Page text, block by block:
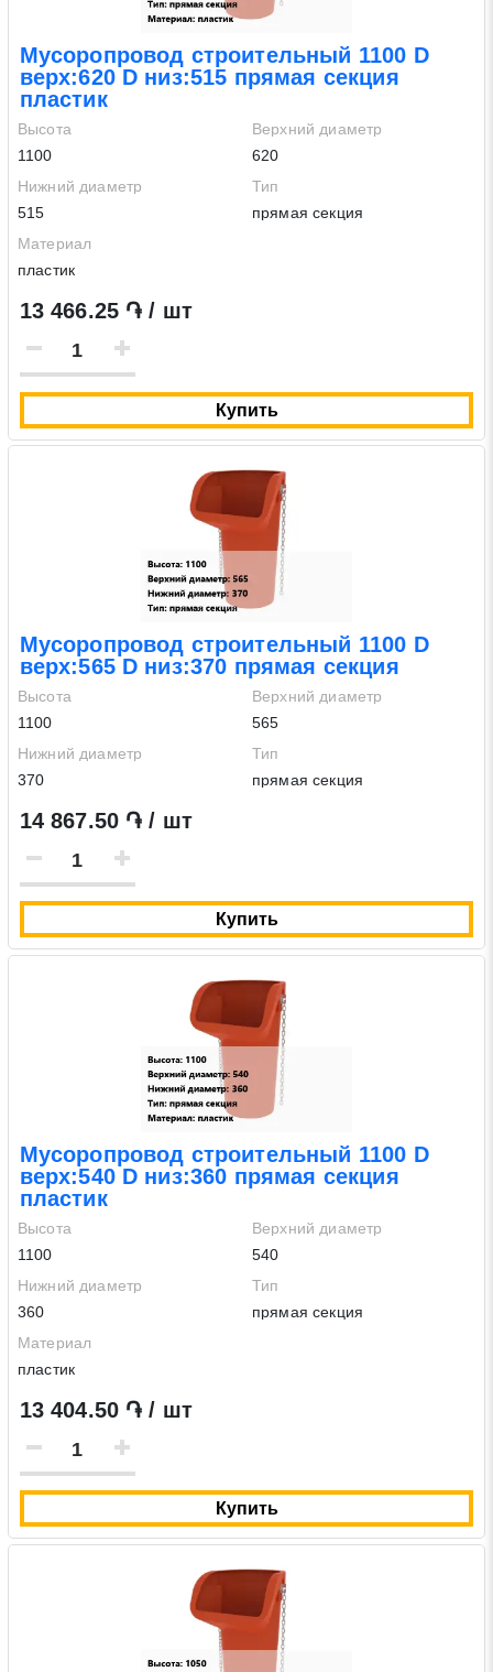
Мусоропровод строительный 1100 D
верх:620 D низ:515 прямая секция
пластик
Высота
1100
Верхний диаметр
620
Нижний диаметр
515
Тип
прямая секция
Материал
пластик
13 466.25 ֏ / шт
Купить
Мусоропровод строительный 1100 D
верх:565 D низ:370 прямая секция
Высота
1100
Верхний диаметр
565
Нижний диаметр
370
Тип
прямая секция
14 867.50 ֏ / шт
Купить
Мусоропровод строительный 1100 D
верх:540 D низ:360 прямая секция
пластик
Высота
1100
Верхний диаметр
540
Нижний диаметр
360
Тип
прямая секция
Материал
пластик
13 404.50 ֏ / шт
Купить